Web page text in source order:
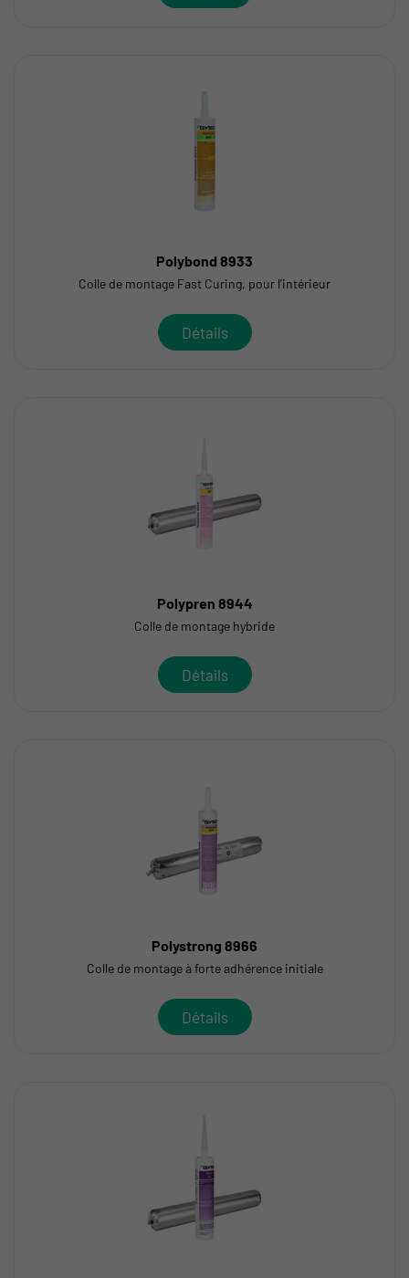
Polybond 8933
Colle de montage Fast Curing, pour l'intérieur
Détails
Polypren 8944
Colle de montage hybride
Détails
Polystrong 8966
Colle de montage à forte adhérence initiale
Détails